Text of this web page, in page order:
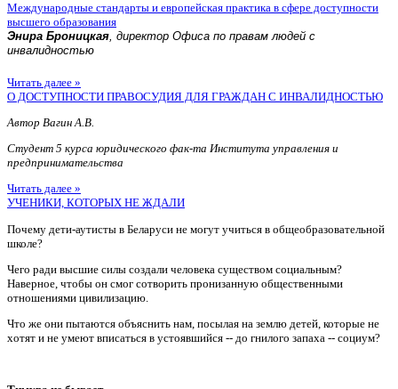
Международные стандарты и европейская практика в сфере доступности
высшего образования
Энира Броницкая, директор Офиса по правам людей с
инвалидностью
Читать далее »
О ДОСТУПНОСТИ ПРАВОСУДИЯ ДЛЯ ГРАЖДАН С ИНВАЛИДНОСТЬЮ
Автор Вагин А.В.
Студент 5 курса юридического фак-та Института управления и
предпринимательства
Читать далее »
УЧЕНИКИ, КОТОРЫХ НЕ ЖДАЛИ
Почему дети-аутисты в Беларуси не могут учиться в общеобразовательной
школе?
Чего ради высшие силы создали человека существом социальным?
Наверное, чтобы он смог сотворить пронизанную общественными
отношениями цивилизацию.
Что же они пытаются объяснить нам, посылая на землю детей, которые не
хотят и не умеют вписаться в устоявшийся -- до гнилого запаха -- социум?